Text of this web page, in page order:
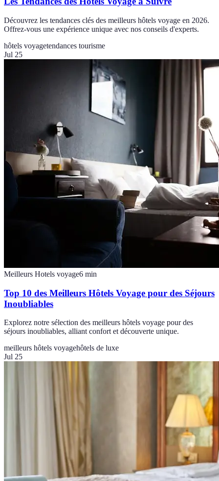
Découvrez les tendances clés des meilleurs hôtels voyage en 2026.
Offrez-vous une expérience unique avec nos conseils d'experts.
hôtels voyagetendances tourisme
Jul 25
Meilleurs Hotels voyage6 min
Top 10 des Meilleurs Hôtels Voyage pour des Séjours
Inoubliables
Explorez notre sélection des meilleurs hôtels voyage pour des
séjours inoubliables, alliant confort et découverte unique.
meilleurs hôtels voyagehôtels de luxe
Jul 25